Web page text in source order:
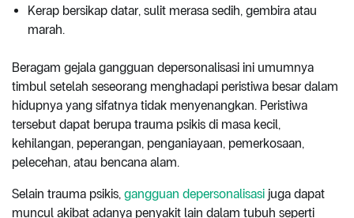
Kerap bersikap datar, sulit merasa sedih, gembira atau
marah.
Beragam gejala gangguan depersonalisasi ini umumnya
timbul setelah seseorang menghadapi peristiwa besar dalam
hidupnya yang sifatnya tidak menyenangkan. Peristiwa
tersebut dapat berupa trauma psikis di masa kecil,
kehilangan, peperangan, penganiayaan, pemerkosaan,
pelecehan, atau bencana alam.
Selain trauma psikis, gangguan depersonalisasi juga dapat
muncul akibat adanya penyakit lain dalam tubuh seperti